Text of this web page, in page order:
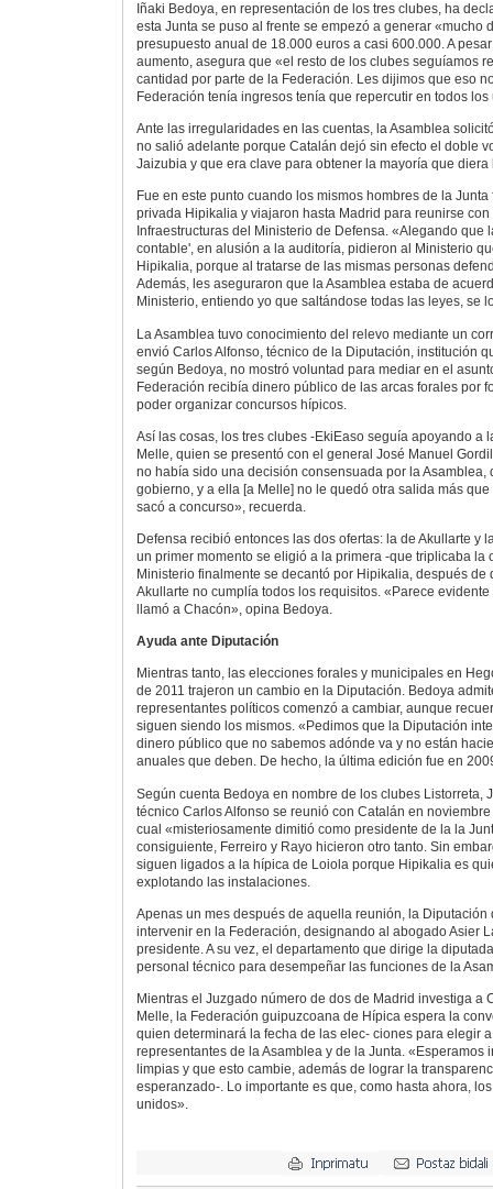
Iñaki Bedoya, en representación de los tres clubes, ha
esta Junta se puso al frente se empezó a generar «mucho
presupuesto anual de 18.000 euros a casi 600.000. A
aumento, asegura que «el resto de los clubes seguíamos
cantidad por parte de la Federación. Les dijimos que eso
Federación tenía ingresos tenía que repercutir en todos
Ante las irregularidades en las cuentas, la Asamblea
no salió adelante porque Catalán dejó sin efecto el doble
Jaizubia y que era clave para obtener la mayoría que
Fue en este punto cuando los mismos hombres de la
privada Hipikalia y viajaron hasta Madrid para reunirse
Infraestructuras del Ministerio de Defensa. «Alegando que
contable', en alusión a la auditoría, pidieron al Ministerio
Hipikalia, porque al tratarse de las mismas personas
Además, les aseguraron que la Asamblea estaba de
Ministerio, entiendo yo que saltándose todas las leyes, se
La Asamblea tuvo conocimiento del relevo mediante un
envió Carlos Alfonso, técnico de la Diputación, institución
según Bedoya, no mostró voluntad para mediar en el
Federación recibía dinero público de las arcas forales por
poder organizar concursos hípicos.
Así las cosas, los tres clubes -EkiEaso seguía apoyando a
Melle, quien se presentó con el general José Manuel
no había sido una decisión consensuada por la Asamblea,
gobierno, y a ella [a Melle] no le quedó otra salida más
sacó a concurso», recuerda.
Defensa recibió entonces las dos ofertas: la de Akullarte y
un primer momento se eligió a la primera -que triplicaba la
Ministerio finalmente se decantó por Hipikalia, después de
Akullarte no cumplía todos los requisitos. «Parece
llamó a Chacón», opina Bedoya.
Ayuda ante Diputación
Mientras tanto, las elecciones forales y municipales en
de 2011 trajeron un cambio en la Diputación. Bedoya
representantes políticos comenzó a cambiar, aunque
siguen siendo los mismos. «Pedimos que la Diputación
dinero público que no sabemos adónde va y no están
anuales que deben. De hecho, la última edición fue en
Según cuenta Bedoya en nombre de los clubes Listorreta,
técnico Carlos Alfonso se reunió con Catalán en
cual «misteriosamente dimitió como presidente de la la
consiguiente, Ferreiro y Rayo hicieron otro tanto. Sin
siguen ligados a la hípica de Loiola porque Hipikalia es
explotando las instalaciones.
Apenas un mes después de aquella reunión, la Diputación
intervenir en la Federación, designando al abogado Asier
presidente. A su vez, el departamento que dirige la
personal técnico para desempeñar las funciones de la
Mientras el Juzgado número de dos de Madrid investiga a
Melle, la Federación guipuzcoana de Hípica espera la
quien determinará la fecha de las elec- ciones para elegir
representantes de la Asamblea y de la Junta. «Esperamos
limpias y que esto cambie, además de lograr la
esperanzado-. Lo importante es que, como hasta ahora,
unidos».